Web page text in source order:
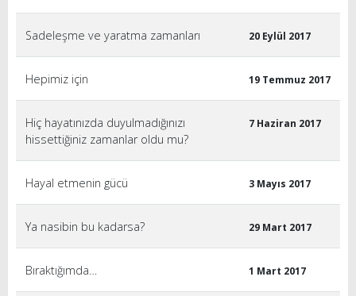
Sadeleşme ve yaratma zamanları 20 Eylül 2017
Hepimiz için 19 Temmuz 2017
Hiç hayatınızda duyulmadığınızı
hissettiğiniz zamanlar oldu mu?
7 Haziran 2017
Hayal etmenin gücü 3 Mayıs 2017
Ya nasibin bu kadarsa? 29 Mart 2017
Bıraktığımda… 1 Mart 2017